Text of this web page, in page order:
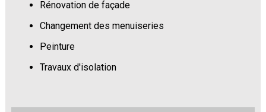
Rénovation de façade
Changement des menuiseries
Peinture
Travaux d'isolation